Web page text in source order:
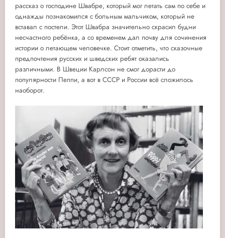
рассказ о господине Швабре, который мог летать сам по себе и
однажды познакомился с больным мальчиком, который не
вставал с постели. Этот Швабра значительно скрасил будни
несчастного ребёнка, а со временем дал почву для сочинения
истории о летающем человечке. Стоит отметить, что сказочные
предпочтения русских и шведских ребят оказались
различными. В Швеции Карлсон не смог дорасти до
популярности Пеппи, а вот в СССР и России всё сложилось
наоборот.